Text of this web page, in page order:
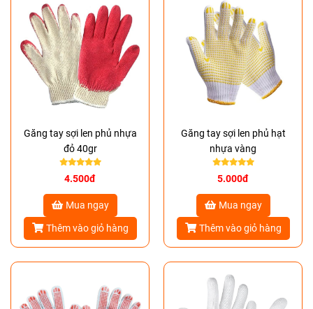
Găng tay sợi len phủ nhựa
đỏ 40gr
4.500đ
Mua ngay
Thêm vào giỏ hàng
Găng tay sợi len phủ hạt
nhựa vàng
5.000đ
Mua ngay
Thêm vào giỏ hàng